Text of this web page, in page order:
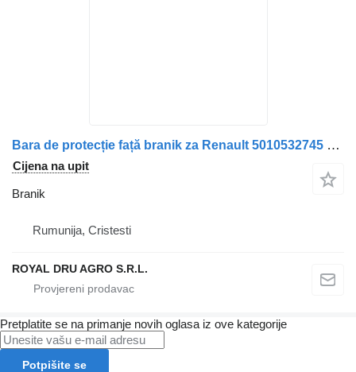
Bara de protecție față branik za Renault 5010532745 kamiona
Cijena na upit
Branik
Rumunija, Cristesti
ROYAL DRU AGRO S.R.L.
Pretplatite se na primanje novih oglasa iz ove kategorije
Potpišite se